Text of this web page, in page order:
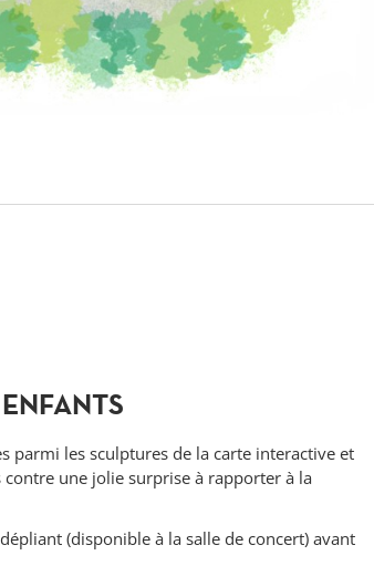
parmi les sculptures de la carte interactive et
contre une jolie surprise à rapporter à la
(disponible à la salle de concert) avant